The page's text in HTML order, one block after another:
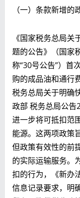
（一）条款新增的
《国家税务总局
题的公告》（国家
称“30号公告”）首
购的成品油和通行
税务总局关于明确
政部 税务总局公告
进一步将可抵扣范
能源。这两项政策
但政策有效性的前
的实际运输服务。
扣的行为，《新办
信息记录要求，明